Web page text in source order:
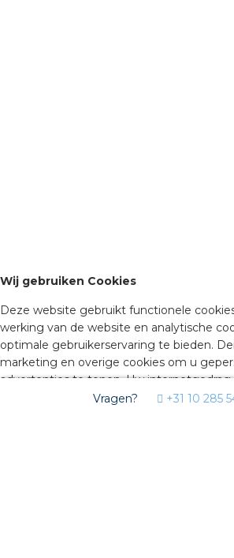
Vragen? +31 10 285
Wij gebruiken Cookies
Deze website gebruikt functionele
werking van de website en analytische
optimale gebruikerservaring te bieden.
marketing en overige cookies om u
advertenties te tonen. Uw internetgedrag
derden gevolgd worden via deze cookies.